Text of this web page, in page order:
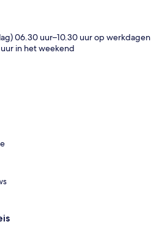
06.30 uur–10.30 uur op werkdagen
in het weekend